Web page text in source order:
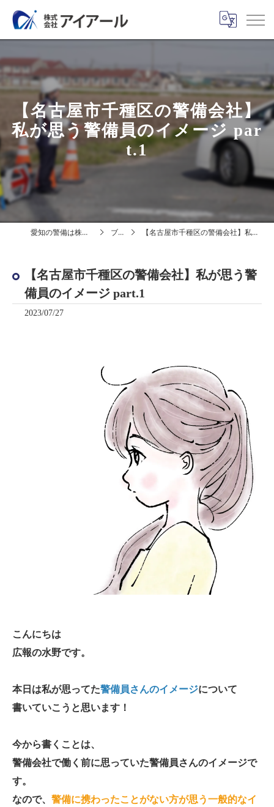
【名古屋市千種区の警備会社】
私が思う警備員のイメージ par
t.1
愛知の警備は株式会社アイアール ブログ 【名古屋市千種区の警備会社】私が思う警備員のイメージ part.1
【名古屋市千種区の警備会社】私が思う警
備員のイメージ part.1
2023/07/27
こんにちは
広報の水野です。
本日は私が思ってた警備員さんのイメージについて
書いていこうと思います！
今から書くことは、
警備会社で働く前に思っていた警備員さんのイメージで
す。
なので、 警備に携わったことがない方が思う一般的なイ